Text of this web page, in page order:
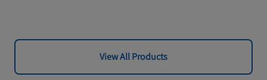
View All Products